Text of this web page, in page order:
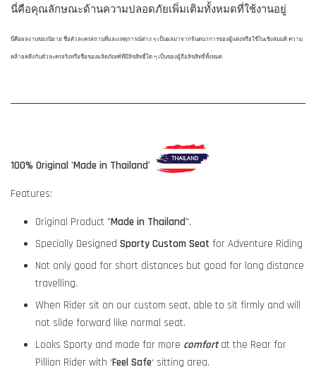
นี่คือคุณลักษณะด้านความปลอดภัยเพิ่มเติมทั้งหมดที่ใช้งานอยู่
นี่คือผลงานของนิยาย ชื่อตัวละครสถานที่และเหตุการณ์ต่าง ๆ เป็นผลมาจากจินตนาการของผู้แต่งหรือใช้ในเชิงสมมติ ความ
คล้ายคลึงกับตัวละครจริงหรือชื่อของผลิตภัณฑ์ที่มีลิขสิทธิ์ใด ๆ เป็นของผู้ถือลิขสิทธิ์ทั้งหมด
100% Original 'Made in Thailand'
Features:
Original Product "Made in Thailand".
Specially Designed Sporty Custom Seat for Adventure Riding
Not only good for short distances but good for long distance
travelling.
When Rider sit on our custom seat, able to sit firmly and will
not slide forward like normal seat.
Looks Sporty and made for more comfort at the Rear for
Pillion Rider with ‘Feel Safe‘ sitting area.